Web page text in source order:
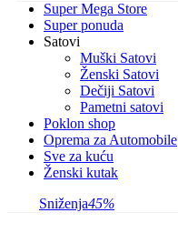
Super Mega Store
Super ponuda
Satovi
Muški Satovi
Ženski Satovi
Dečiji Satovi
Pametni satovi
Poklon shop
Oprema za Automobile
Sve za kuću
Ženski kutak
Sniženja45%